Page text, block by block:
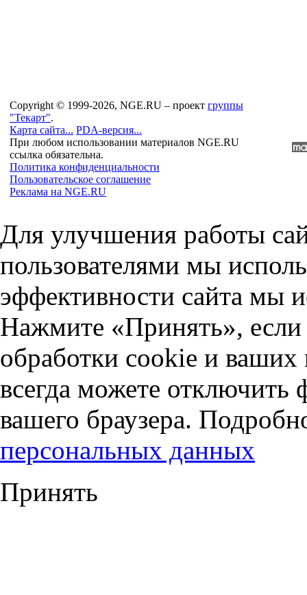
Copyright © 1999-2026, NGE.RU – проект группы
"Текарт".
Карта сайта... PDA-версия...
При любом использовании материалов NGE.RU
ссылка обязательна.
Политика конфиденциальности
Пользовательское соглашение
Реклама на NGE.RU
Для улучшения работы
пользователями мы
эффективности сайта мы
Нажмите «Принять», если
обработки cookie и
всегда можете отключить
вашего браузера.
персональных данных
Принять